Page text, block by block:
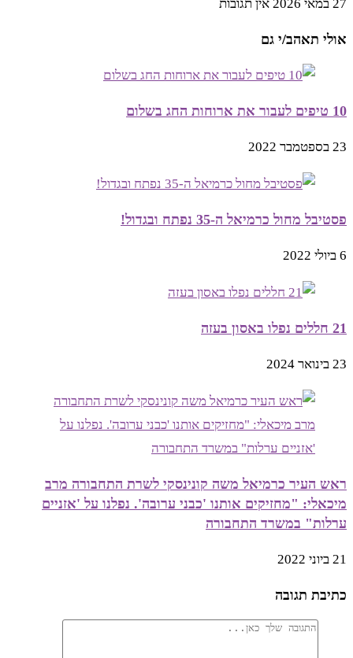
27 במאי 2026
אין תגובות
אולי תאהב/י גם
10 טיפים לעבור את ארוחות החג בשלום
23 בספטמבר 2022
פסטיבל מחול כרמיאל ה-35 נפתח ובגדול!
6 ביולי 2022
21 חללים נפלו באסון בעזה
23 בינואר 2024
ראש העיר כרמיאל משה קונינסקי לשרת התחבורה מרב
מיכאלי: "מחזיקים אותנו 'כבני ערובה'. נפלנו על 'אזניים
ערלות" במשרד התחבורה
21 ביוני 2022
כתיבת תגובה